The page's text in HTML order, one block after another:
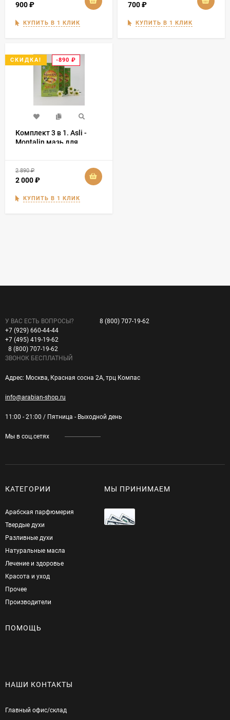
900₽
КУПИТЬ В 1 КЛИК
700₽
КУПИТЬ В 1 КЛИК
СКИДКА! -890 ₽
Комплект 3 в 1. Asli -
Montalin мазь для
2 890₽
2 000₽
КУПИТЬ В 1 КЛИК
У ВАС ЕСТЬ ВОПРОСЫ?
+7 (929) 660-44-44
+7 (495) 419-19-62
8 (800) 707-19-62
ЗВОНОК БЕСПЛАТНЫЙ
8 (800) 707-19-62
Адрес: Москва, Красная сосна 2А, трц Компас
info@arabian-shop.ru
11:00 - 21:00 / Пятница - Выходной день
Мы в соц.сетях
КАТЕГОРИИ
Арабская парфюмерия
Твердые духи
Разливные духи
Натуральные масла
Лечение и здоровье
Красота и уход
Прочее
Производители
МЫ ПРИНИМАЕМ
ПОМОЩЬ
НАШИ КОНТАКТЫ
Главный офис/cклад